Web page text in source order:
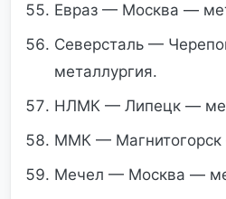
Евраз — Москва —
Северсталь —
металлургия.
НЛМК — Липецк —
ММК — Магнитогорск
Мечел — Москва —